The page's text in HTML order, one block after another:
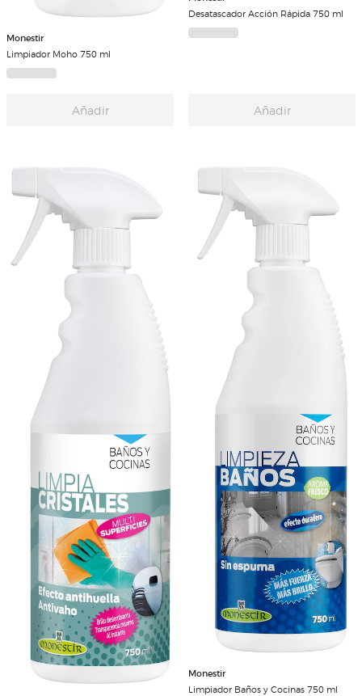
Monestir
Limpiador Moho 750 ml
Añadir
Desatascador Acción Rápida 750 ml
Añadir
Monestir
Limpiador Baños y Cocinas 750 ml